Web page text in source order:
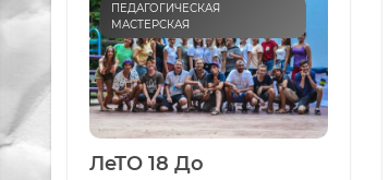
ПЕДАГОГИЧЕСКАЯ
МАСТЕРСКАЯ
ЛеТО 18 До